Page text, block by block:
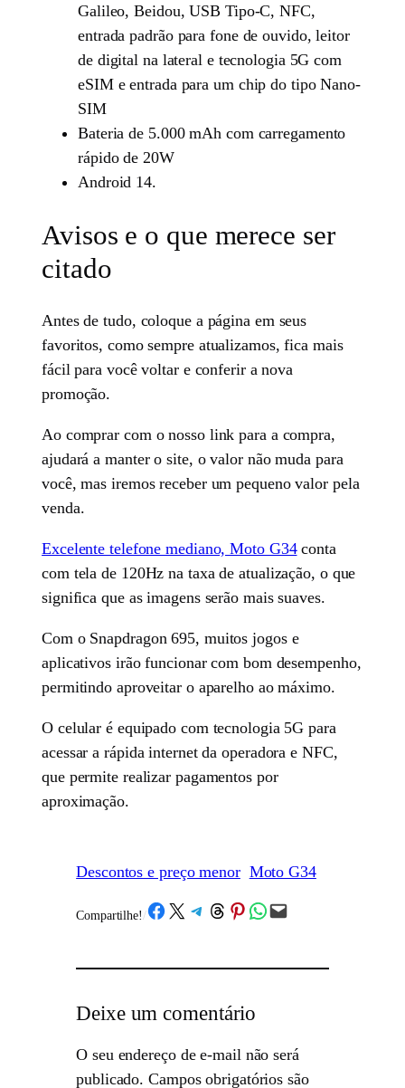
Galileo, Beidou, USB Tipo-C, NFC,
entrada padrão para fone de ouvido, leitor
de digital na lateral e tecnologia 5G com
eSIM e entrada para um chip do tipo Nano-
SIM
Bateria de 5.000 mAh com carregamento
rápido de 20W
Android 14.
Avisos e o que merece ser
citado
Antes de tudo, coloque a página em seus
favoritos, como sempre atualizamos, fica mais
fácil para você voltar e conferir a nova
promoção.
Ao comprar com o nosso link para a compra,
ajudará a manter o site, o valor não muda para
você, mas iremos receber um pequeno valor pela
venda.
Excelente telefone mediano, Moto G34conta
com tela de 120Hz na taxa de atualização, o que
significa que as imagens serão mais suaves.
Com o Snapdragon 695, muitos jogos e
aplicativos irão funcionar com bom desempenho,
permitindo aproveitar o aparelho ao máximo.
O celular é equipado com tecnologia 5G para
acessar a rápida internet da operadora e NFC,
que permite realizar pagamentos por
aproximação.
Descontos e preço menor Moto G34
Compartilhe! /Share on Facebook
Share on X Share on Telegram
Share on Threads
Share on Pinterest
Share on WhatsApp
Email this Page
Deixe um comentário
O seu endereço de e-mail não será
publicado. Campos obrigatórios são